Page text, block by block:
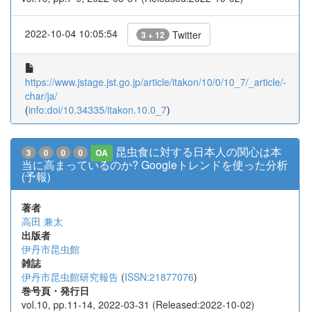
2022-10-04 10:05:54 3 + 12 Twitter
https://www.jstage.jst.go.jp/article/itakon/10/0/10_7/_article/-
char/ja/
(info:doi/10.34335/itakon.10.0_7)
3 0 0 0 OA
昆虫食に対する日本人の関心は本
当に高まっているのか? Googleトレンドを使った分析
(予報)
著者
高田 兼太
出版者
伊丹市昆虫館
雑誌
伊丹市昆虫館研究報告 (ISSN:21877076)
巻号頁・発行日
vol.10, pp.11-14, 2022-03-31 (Released:2022-10-02)